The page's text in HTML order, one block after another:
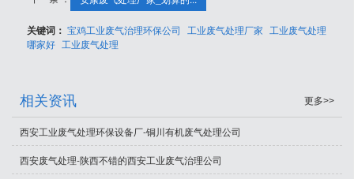
关键词：宝鸡工业废气治理环保公司 工业废气处理厂家 工业废气处理
哪家好 工业废气处理
相关资讯 更多>>
西安工业废气处理环保设备厂-铜川有机废气处理公司
西安废气处理-陕西不错的西安工业废气治理公司